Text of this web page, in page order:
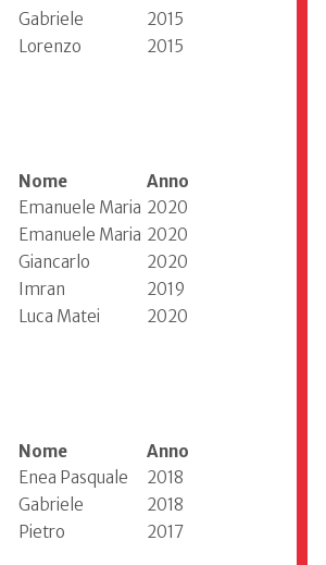
Gabriele
2015
Lorenzo 2015
Nome
Anno
Emanuele Maria 2020
Emanuele Maria 2020
Giancarlo
2020
Imran
2019
Luca Matei 2020
Nome
Anno
Enea Pasquale
2018
Gabriele
2018
Pietro 2017